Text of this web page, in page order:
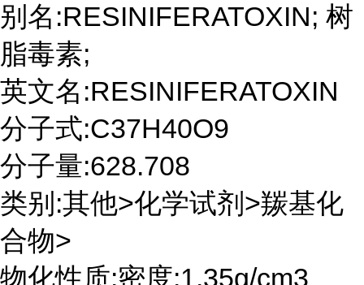
别名:RESINIFERATOXIN; 树
脂毒素;
英文名:RESINIFERATOXIN
分子式:C37H40O9
分子量:628.708
类别:其他>化学试剂>羰基化
合物>
物化性质:密度:1.35g/cm3